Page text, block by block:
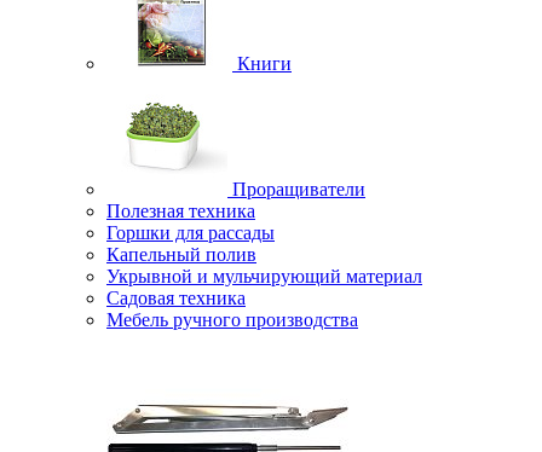
Книги
Проращиватели
Полезная техника
Горшки для рассады
Капельный полив
Укрывной и мульчирующий материал
Садовая техника
Мебель ручного производства